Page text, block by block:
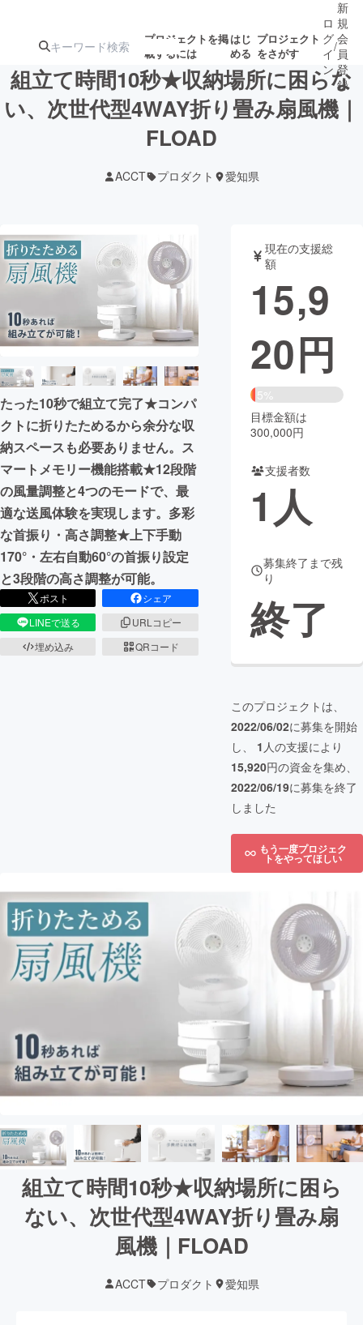
プロジェクトを掲
載するには
はじ
める
プロジェクト
をさがす
注目の新着プロ募集終了が近いプ
テクノロジー・ガジェット
映像・映画 書籍・雑誌
ビジネス・起業 チャレンジ
まちづくり・地域活性化
CAMPFIRE for Social Good
CAMPFIRE Creation
CAMPFIREふるさと納税machi-ya コミュニティ
ロ
グ
イ
ン
/
新
規
会
員
登
録
組立て時間10秒★収納場所に困らな
い、次世代型4WAY折り畳み扇風機｜
FLOAD
ACCT プロダクト 愛知県
たった10秒で組立て完了★コンパ
クトに折りたためるから余分な収
納スペースも必要ありません。ス
マートメモリー機能搭載★12段階
の風量調整と4つのモードで、最
適な送風体験を実現します。多彩
な首振り・高さ調整★上下手動
170°・左右自動60°の首振り設定
と3段階の高さ調整が可能。
ポスト
シェア
LINEで送る
URLコピー
埋め込み
QRコード
現在の支援総
額
15,9
20円
5%
目標金額は
300,000円
支援者数
1人
募集終了まで残
り
終了
このプロジェクトは、
2022/06/02に募集を開始
し、 1 人の支援により
15,920円の資金を集め、
2022/06/19に募集を終了
しました
もう一度プロジェク
トをやってほしい
組立て時間10秒★収納場所に困ら
ない、次世代型4WAY折り畳み扇
風機｜FLOAD
ACCT プロダクト 愛知県